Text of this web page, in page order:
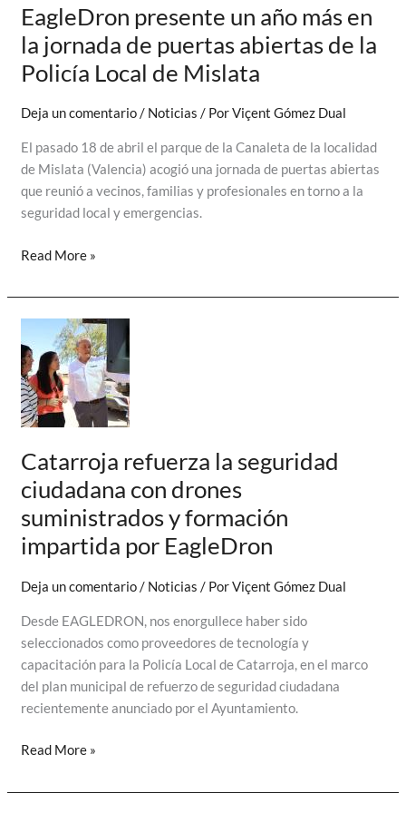
EagleDron presente un año más en
la jornada de puertas abiertas de la
Policía Local de Mislata
Deja un comentario/ Noticias / PorViçent Gómez Dual
El pasado 18 de abril el parque de la Canaleta de la localidad
de Mislata (Valencia) acogió una jornada de puertas abiertas
que reunió a vecinos, familias y profesionales en torno a la
seguridad local y emergencias.
EagleDron
un
año
más
en
la
jornada
de
puertas
abiertas
de
la
Policía
Local
de
Read More »
Catarroja refuerza la seguridad
ciudadana con drones
suministrados y formación
impartida por EagleDron
Deja un comentario / Noticias / PorViçent Gómez Dual
Desde EAGLEDRON, nos enorgullece haber sido
seleccionados como proveedores de tecnología y
capacitación para la Policía Local de Catarroja, en el marco
del plan municipal de refuerzo de seguridad ciudadana
recientemente anunciado por el Ayuntamiento.
Catarroja
la
Read More »